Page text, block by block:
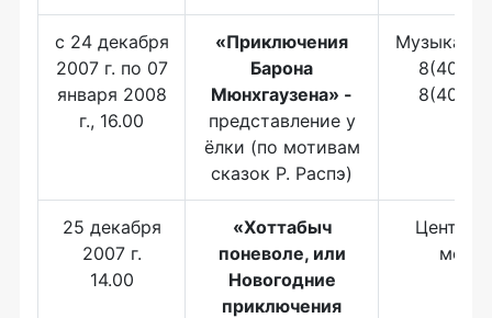
с 24 декабря
2007 г. по 07
января 2008
г., 16.00
«Приключения
Барона
Мюнхгаузена» -
представление у
ёлки (по мотивам
сказок Р. Распэ)
8(4012)
8(4012)
25 декабря
2007 г.
14.00
«Хоттабыч
поневоле, или
Новогодние
приключения
Центр